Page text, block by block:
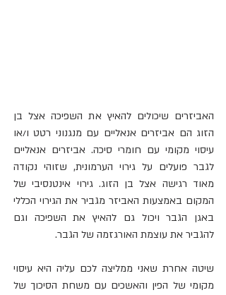
להגביר את עוצמת האורגזמה של הגבר.